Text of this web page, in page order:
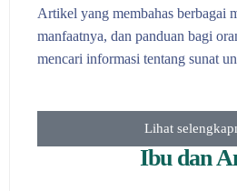
Artikel yang membahas berbagai
manfaatnya, dan panduan bagi
mencari informasi tentang sunat
Lihat
Ibu dan